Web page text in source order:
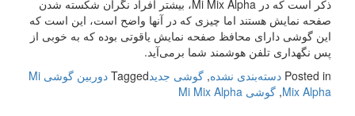
ذکر است که در Mi Mix Alpha، بیشتر افراد نگران شکسته شدن
صفحه نمایش هستند اما چیزی که در آنها واضح است، این است که
این گوشی دارای محافظ صفحه نمایش یاقوتی بوده که به خوبی از
پس نگهداری تلفن هوشمند شما برمی‌آید.
Posted in دسته‌بندی نشده, گوشی جدیدTagged
دوربین گوشی Mi
Mix Alpha
, گوشی Mi Mix Alpha